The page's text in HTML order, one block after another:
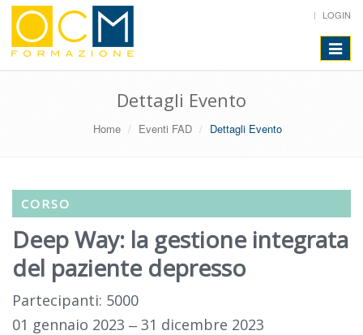
LOGIN
Toggle
Dettagli Evento
Home Eventi FAD Dettagli Evento
CORSO
Deep Way: la gestione integrata
del paziente depresso
Partecipanti: 5000
01 gennaio 2023 ‒ 31 dicembre 2023